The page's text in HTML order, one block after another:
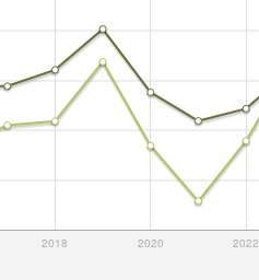
2018 2020 2022